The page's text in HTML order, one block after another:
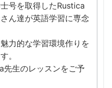
号を取得したRustica
ん達が英語学習に専念
力的な学習環境作りを
。
先生のレッスンをご予